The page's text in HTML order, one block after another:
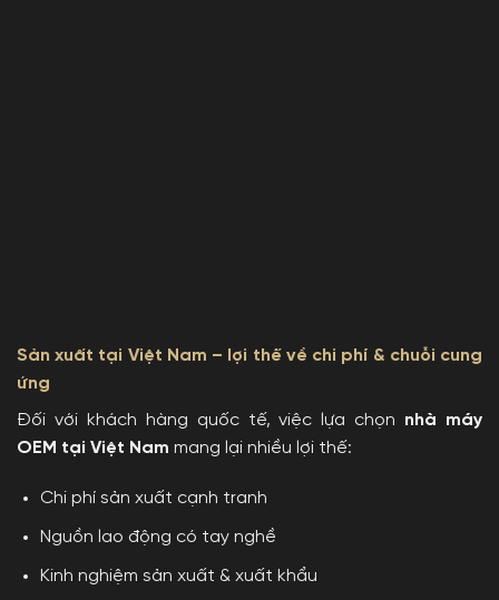
Sản xuất tại Việt Nam – lợi thế về chi phí & chuỗi cung
ứng
Đối với khách hàng quốc tế, việc lựa chọn nhà máy
OEM tại Việt Nam mang lại nhiều lợi thế:
Chi phí sản xuất cạnh tranh
Nguồn lao động có tay nghề
Kinh nghiệm sản xuất & xuất khẩu